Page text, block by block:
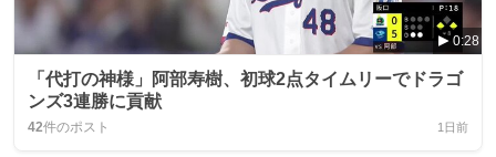
0:28
「代打の神様」阿部寿樹、初球2点タイムリーでドラゴ
ンズ3連勝に貢献
42件のポスト 1日前